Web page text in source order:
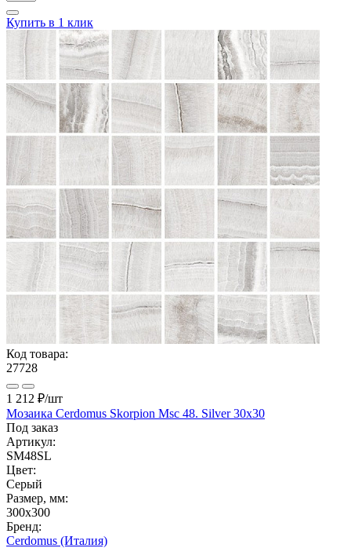
Купить в 1 клик
Код товара:
27728
1 212 ₽/шт
Мозаика Cerdomus Skorpion Msc 48. Silver 30x30
Под заказ
Артикул:
SM48SL
Цвет:
Серый
Размер, мм:
300x300
Бренд:
Cerdomus (Италия)